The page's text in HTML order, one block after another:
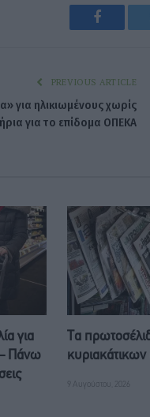
PREVIOUS ARTICLE
για ηλικιωμένους χωρίς
για το επίδομα ΟΠΕΚΑ
για
– Πάνω
Τα
9 Αυγούστου, 2026